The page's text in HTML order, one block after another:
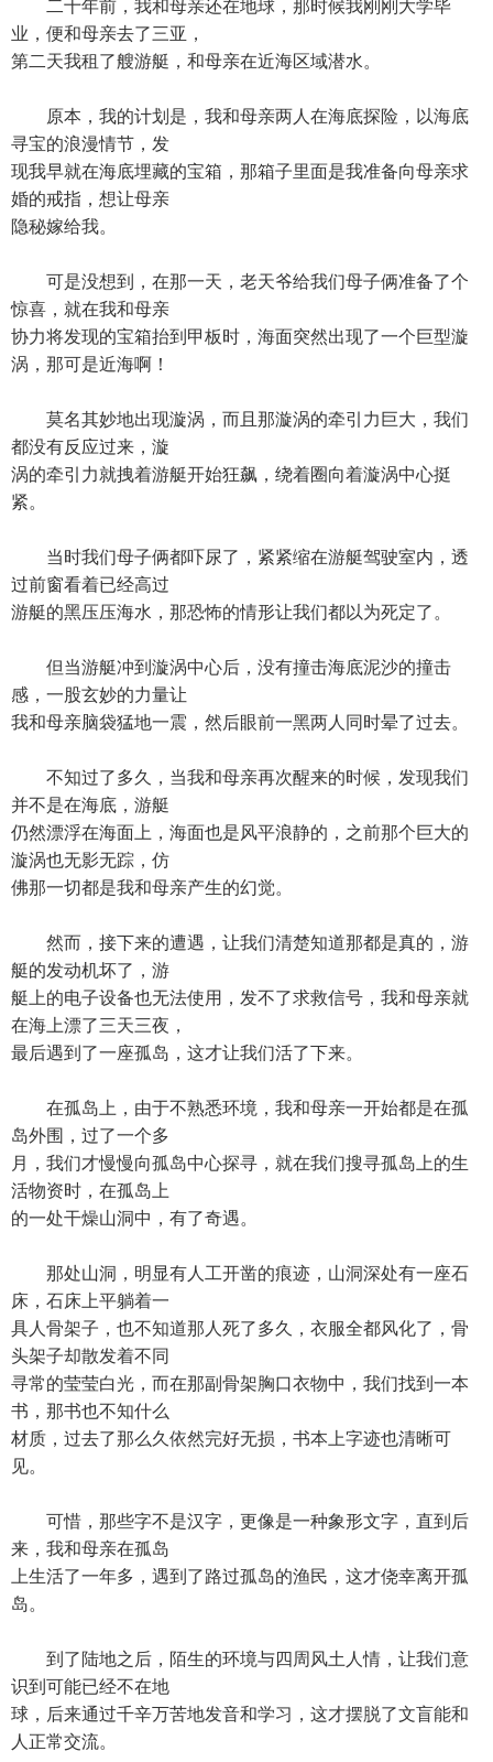
二十年前，我和母亲还在地球，那时候我刚刚大学毕
业，便和母亲去了三亚，
第二天我租了艘游艇，和母亲在近海区域潜水。
原本，我的计划是，我和母亲两人在海底探险，以海底
寻宝的浪漫情节，发
现我早就在海底埋藏的宝箱，那箱子里面是我准备向母亲求
婚的戒指，想让母亲
隐秘嫁给我。
可是没想到，在那一天，老天爷给我们母子俩准备了个
惊喜，就在我和母亲
协力将发现的宝箱抬到甲板时，海面突然出现了一个巨型漩
涡，那可是近海啊！
莫名其妙地出现漩涡，而且那漩涡的牵引力巨大，我们
都没有反应过来，漩
涡的牵引力就拽着游艇开始狂飙，绕着圈向着漩涡中心挺
紧。
当时我们母子俩都吓尿了，紧紧缩在游艇驾驶室内，透
过前窗看着已经高过
游艇的黑压压海水，那恐怖的情形让我们都以为死定了。
但当游艇冲到漩涡中心后，没有撞击海底泥沙的撞击
感，一股玄妙的力量让
我和母亲脑袋猛地一震，然后眼前一黑两人同时晕了过去。
不知过了多久，当我和母亲再次醒来的时候，发现我们
并不是在海底，游艇
仍然漂浮在海面上，海面也是风平浪静的，之前那个巨大的
漩涡也无影无踪，仿
佛那一切都是我和母亲产生的幻觉。
然而，接下来的遭遇，让我们清楚知道那都是真的，游
艇的发动机坏了，游
艇上的电子设备也无法使用，发不了求救信号，我和母亲就
在海上漂了三天三夜，
最后遇到了一座孤岛，这才让我们活了下来。
在孤岛上，由于不熟悉环境，我和母亲一开始都是在孤
岛外围，过了一个多
月，我们才慢慢向孤岛中心探寻，就在我们搜寻孤岛上的生
活物资时，在孤岛上
的一处干燥山洞中，有了奇遇。
那处山洞，明显有人工开凿的痕迹，山洞深处有一座石
床，石床上平躺着一
具人骨架子，也不知道那人死了多久，衣服全都风化了，骨
头架子却散发着不同
寻常的莹莹白光，而在那副骨架胸口衣物中，我们找到一本
书，那书也不知什么
材质，过去了那么久依然完好无损，书本上字迹也清晰可
见。
可惜，那些字不是汉字，更像是一种象形文字，直到后
来，我和母亲在孤岛
上生活了一年多，遇到了路过孤岛的渔民，这才侥幸离开孤
岛。
到了陆地之后，陌生的环境与四周风土人情，让我们意
识到可能已经不在地
球，后来通过千辛万苦地发音和学习，这才摆脱了文盲能和
人正常交流。